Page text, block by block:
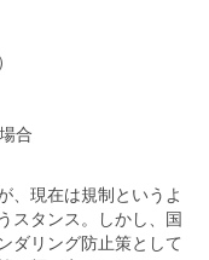
合
、現在は規制というよ
スタンス。しかし、国
ダリング防止策として